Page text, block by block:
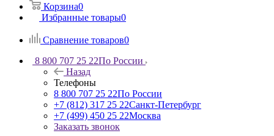
Корзина0
Избранные товары0
Сравнение товаров0
8 800 707 25 22По России
Назад
Телефоны
8 800 707 25 22По России
+7 (812) 317 25 22Санкт-Петербург
+7 (499) 450 25 22Москва
Заказать звонок